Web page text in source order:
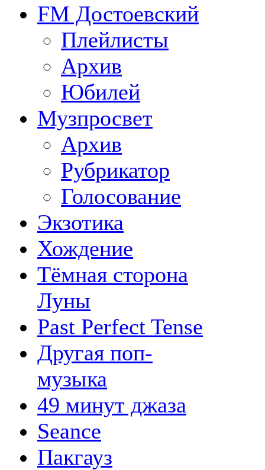
FM Достоевский
Плейлисты
Архив
Юбилей
Музпросвет
Архив
Рубрикатор
Голосование
Экзотика
Хождение
Тёмная сторона
Луны
Past Perfect Tense
Другая поп-
музыка
49 минут джаза
Seance
Пакгауз